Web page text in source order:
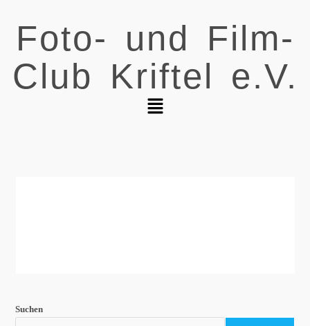
Foto- und Film-
Club Kriftel e.V.
Suchen